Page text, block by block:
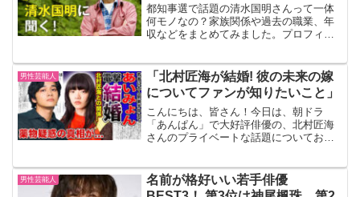
都知事選で話題の清水国明さんって一体
何モノなの？家族関係や過去の職業、年
収などをまとめてみました。プロフィー
家としても知られています。彼は1973年
にフォークデ...
男性芸能人
「北村匠海が結婚! 彼の未来の嫁
についてファンが知りたいこと」
こんにちは、皆さん！今日は、朝ドラ
「あんぱん」で大好評俳優の、北村匠海
さんのプライベートな話題についてお話
はどうなのでしょうか？ファンなら誰も
が気になるこの話題を、わか...
男性芸能人
名前が格好いい若手俳優